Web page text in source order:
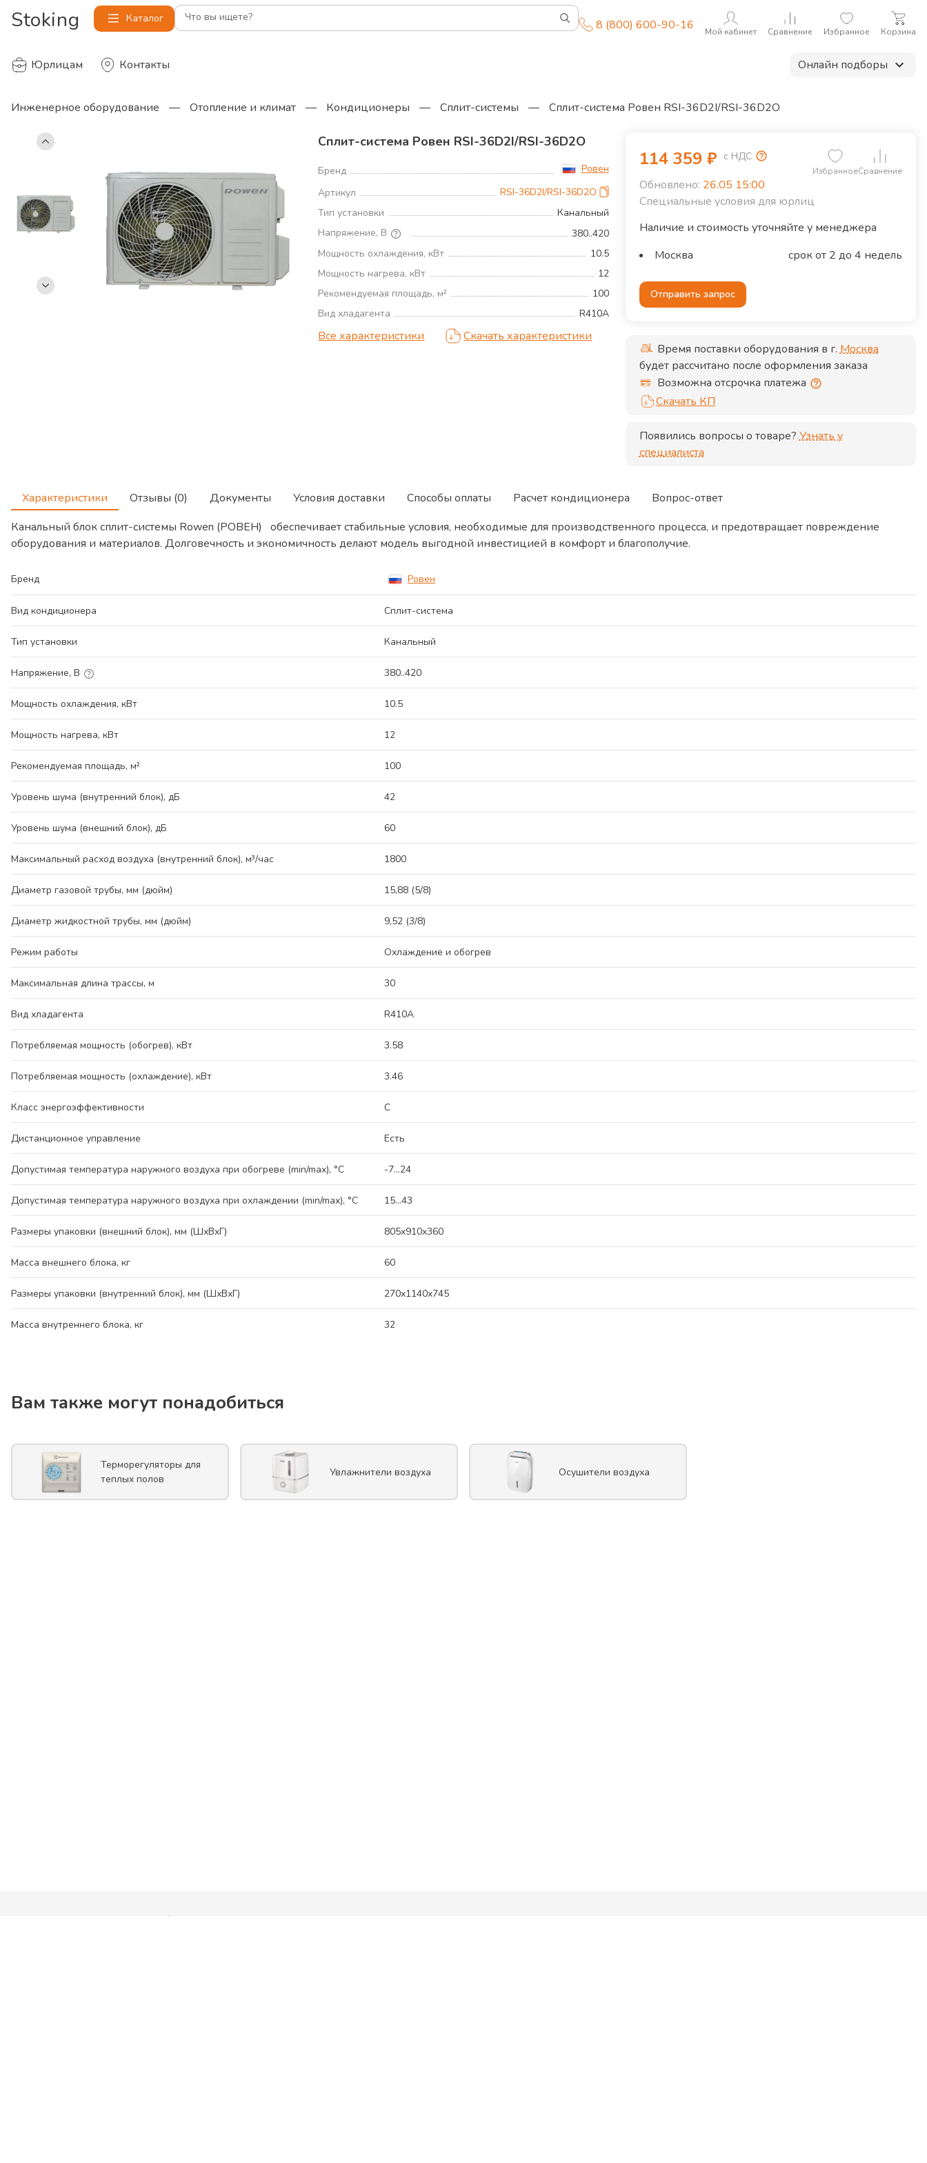
Stoking Каталог Что вы ищете? 8 (800) 600-90-16 Мой кабинет Сравнение Избранное Корзина
Юрлицам Контакты Онлайн подборы
Инженерное оборудование — Отопление и климат — Кондиционеры — Сплит-системы — Сплит-система Ровен RSI-36D2I/RSI-36D2O
Сплит-система Ровен RSI-36D2I/RSI-36D2O
Бренд
Ровен
Артикул
RSI-36D2I/RSI-36D2O
Тип установки
Канальный
Напряжение, В
380..420
Мощность охлаждения, кВт
10.5
Мощность нагрева, кВт
12
Рекомендуемая площадь, м²
100
Вид хладагента
R410A
Все характеристики Скачать характеристики
114 359 ₽ с НДС
ИзбранноеСравнение
Обновлено: 26.05 15:00
Специальные условия для юрлиц
Наличие и стоимость уточняйте у менеджера
Москва
срок от 2 до 4 недель
Отправить запрос
Время поставки оборудования в г.Москва
будет рассчитано после оформления заказа
Возможна отсрочка платежа
Скачать КП
Появились вопросы о товаре? Узнать у
специалиста
Характеристики Отзывы (0) Документы Условия доставки Способы оплаты Расчет кондиционера
Вопрос-ответ
Канальный блок сплит-системы Rowen (РОВЕН) обеспечивает стабильные условия, необходимые для производственного процесса, и предотвращает повреждение
оборудования и материалов. Долговечность и экономичность делают модель выгодной инвестицией в комфорт и благополучие.
Бренд Ровен
Вид кондиционера Сплит-система
Тип установки Канальный
Напряжение, В 380..420
Мощность охлаждения, кВт 10.5
Мощность нагрева, кВт 12
Рекомендуемая площадь, м² 100
Уровень шума (внутренний блок), дБ 42
Уровень шума (внешний блок), дБ 60
Максимальный расход воздуха (внутренний блок), м³/час 1800
Диаметр газовой трубы, мм (дюйм) 15,88 (5/8)
Диаметр жидкостной трубы, мм (дюйм) 9,52 (3/8)
Режим работы Охлаждение и обогрев
Максимальная длина трассы, м 30
Вид хладагента R410A
Потребляемая мощность (обогрев), кВт 3.58
Потребляемая мощность (охлаждение), кВт 3.46
Класс энергоэффективности C
Дистанционное управление Есть
Допустимая температура наружного воздуха при обогреве (min/max), °C -7...24
Допустимая температура наружного воздуха при охлаждении (min/max), °C 15...43
Размеры упаковки (внешний блок), мм (ШхВхГ) 805x910x360
Масса внешнего блока, кг 60
Размеры упаковки (внутренний блок), мм (ШхВхГ) 270x1140x745
Масса внутреннего блока, кг 32
Вам также могут понадобиться
Терморегуляторы для
теплых полов
Увлажнители воздуха Осушители воздуха
Компания